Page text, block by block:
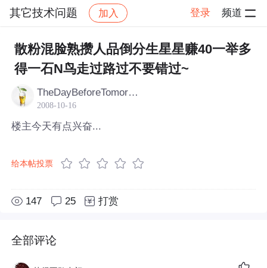
其它技术问题 加入 登录 频道
社区 其它技术问题 帖子详情
散粉混脸熟攒人品倒分生星星赚40一举多
得一石N鸟走过路过不要错过~
TheDayBeforeTomorrow
2008-10-16
楼主今天有点兴奋...
给本帖投票
147 25 打赏
全部评论